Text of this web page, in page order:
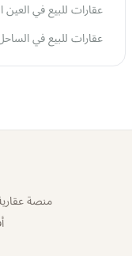
عقارات للبيع في
عقارات للبيع في
منصة